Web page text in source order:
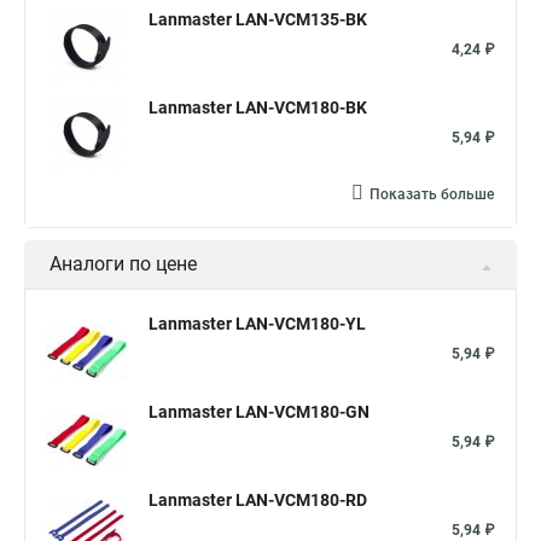
Каркасы хомуты
Хомут на квадратную трубу
Хомут пластиковый с клипсой
Хомуты с болтах
Хомут подвесного подшипника Хомуты стяжки купить
Хомут на трубу с врезкой
Хомут 25 40
Кабельный хомут ко
Lanmaster LAN-VCM135-BK
4,24 ₽
Lanmaster LAN-VCM180-BK
5,94 ₽
Показать больше
Аналоги по цене
Lanmaster LAN-VCM180-YL
5,94 ₽
Lanmaster LAN-VCM180-GN
5,94 ₽
Lanmaster LAN-VCM180-RD
5,94 ₽